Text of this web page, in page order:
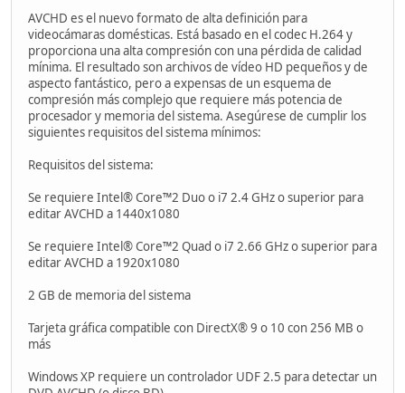
AVCHD es el nuevo formato de alta definición para
videocámaras domésticas. Está basado en el codec H.264 y
proporciona una alta compresión con una pérdida de calidad
mínima. El resultado son archivos de vídeo HD pequeños y de
aspecto fantástico, pero a expensas de un esquema de
compresión más complejo que requiere más potencia de
procesador y memoria del sistema. Asegúrese de cumplir los
siguientes requisitos del sistema mínimos:
Requisitos del sistema:
Se requiere Intel® Core™2 Duo o i7 2.4 GHz o superior para
editar AVCHD a 1440x1080
Se requiere Intel® Core™2 Quad o i7 2.66 GHz o superior para
editar AVCHD a 1920x1080
2 GB de memoria del sistema
Tarjeta gráfica compatible con DirectX® 9 o 10 con 256 MB o
más
Windows XP requiere un controlador UDF 2.5 para detectar un